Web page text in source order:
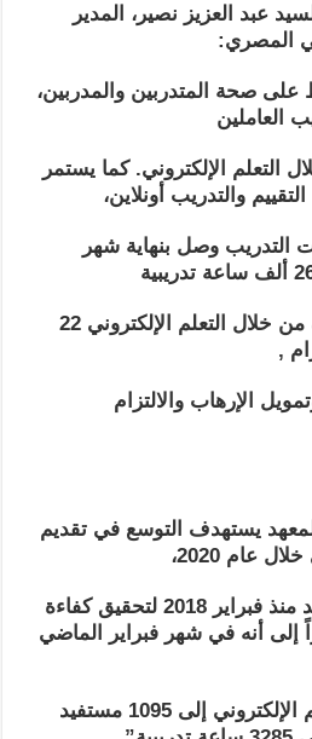
عبد العزيز نصير، المدير
المصري:
صحة المتدربين والمدربين،
العاملين
التعلم الإلكتروني. كما يستمر
والتدريب أونلاين،
التدريب وصل بنهاية شهر
وبلغ عدد البرامج المتاحة من خلال التعلم الإلكتروني 22
,
الإرهاب والالتزام
يستهدف التوسع في تقديم
عام 2020،
حيث بدأنا خدماتنا عن بُعد منذ فبراير 2018 لتحقيق كفاءة
إلى أنه في شهر فبراير الماضي
وفر المعهد خدمات التعلم الإلكتروني إلى 1095 مستفيد